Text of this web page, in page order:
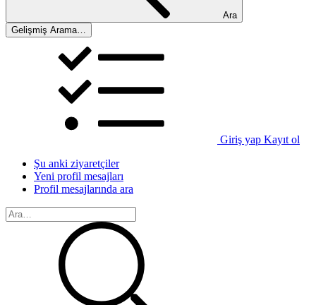
Ara
Gelişmiş Arama…
Giriş yap Kayıt ol
Şu anki ziyaretçiler
Yeni profil mesajları
Profil mesajlarında ara